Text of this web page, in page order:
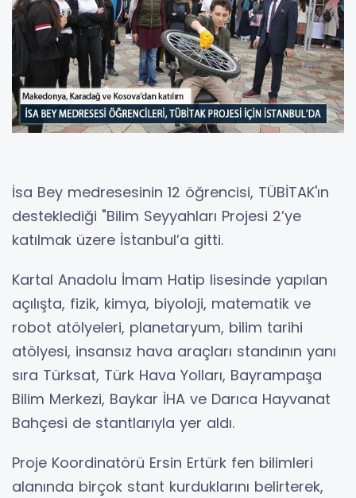
İsa Bey medresesinin 12 öğrencisi, TÜBİTAK'ın
desteklediği "Bilim Seyyahları Projesi 2’ye
katılmak üzere İstanbul’a gitti.
Kartal Anadolu İmam Hatip lisesinde yapılan
açılışta, fizik, kimya, biyoloji, matematik ve
robot atölyeleri, planetaryum, bilim tarihi
atölyesi, insansız hava araçları standının yanı
sıra Türksat, Türk Hava Yolları, Bayrampaşa
Bilim Merkezi, Baykar İHA ve Darıca Hayvanat
Bahçesi de stantlarıyla yer aldı.
Proje Koordinatörü Ersin Ertürk fen bilimleri
alanında birçok stant kurduklarını belirterek,